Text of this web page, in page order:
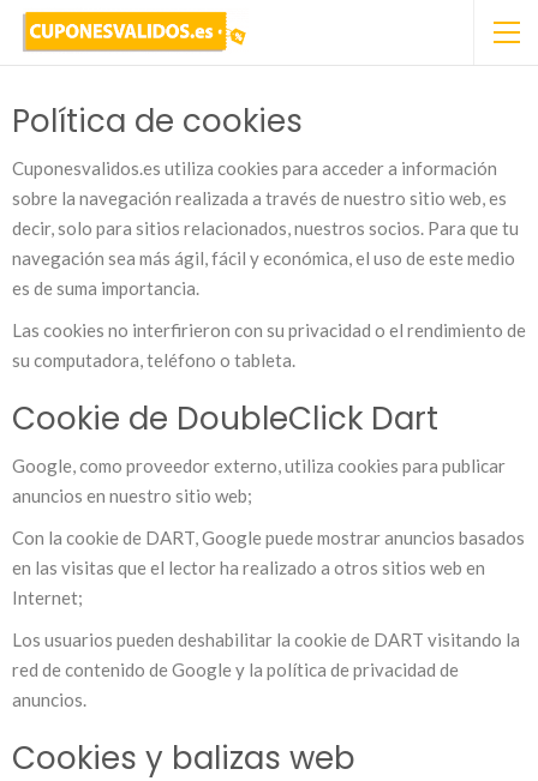
Política de cookies
Cuponesvalidos.es utiliza cookies para acceder a información
sobre la navegación realizada a través de nuestro sitio web, es
decir, solo para sitios relacionados, nuestros socios. Para que tu
navegación sea más ágil, fácil y económica, el uso de este medio
es de suma importancia.
Las cookies no interfirieron con su privacidad o el rendimiento de
su computadora, teléfono o tableta.
Cookie de DoubleClick Dart
Google, como proveedor externo, utiliza cookies para publicar
anuncios en nuestro sitio web;
Con la cookie de DART, Google puede mostrar anuncios basados
​​en las visitas que el lector ha realizado a otros sitios web en
Internet;
Los usuarios pueden deshabilitar la cookie de DART visitando la
red de contenido de Google y la política de privacidad de
anuncios.
Cookies y balizas web